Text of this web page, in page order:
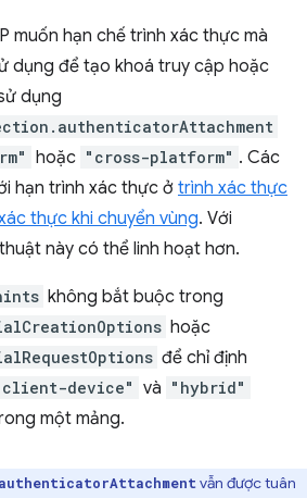
muốn hạn chế trình xác thực mà
dụng để tạo khoá truy cập hoặc
dụng
hoặc "cross-platform" . Các
hạn trình xác thực ở trình xác thực
thực khi chuyển vùng. Với
này có thể linh hoạt hơn.
không bắt buộc trong
hoặc
để chỉ định
device" và "hybrid"
một mảng.
authenticatorAttachment vẫn được tuân